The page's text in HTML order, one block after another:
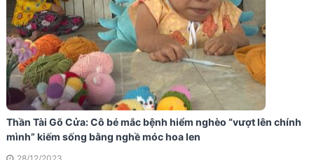
Thần Tài Gõ Cửa: Cô bé mắc bệnh hiểm nghèo “vượt lên chính
mình” kiếm sống bằng nghề móc hoa len